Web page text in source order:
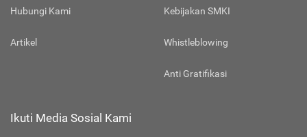
Hubungi Kami
Artikel
Kebijakan SMKI
Whistleblowing
Anti Gratifikasi
Ikuti Media Sosial Kami